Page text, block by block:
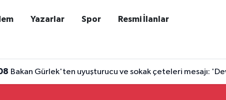
Yazarlar Spor Resmi İlanlar
Bakan Gürlek'ten uyuşturucu ve sokak çeteleri mesajı: